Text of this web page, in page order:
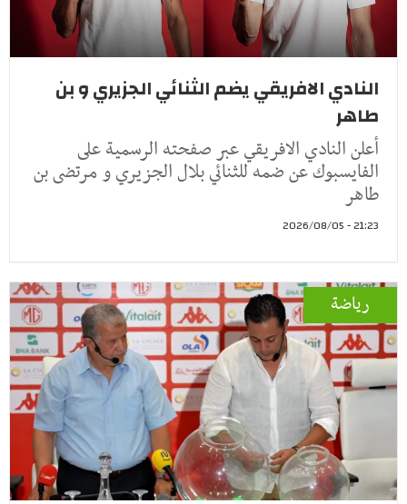
النادي الافريقي يضم الثنائي الجزيري و بن
طاهر
أعلن النادي الافريقي عبر صفحته الرسمية على
الفايسبوك عن ضمه للثنائي بلال الجزيري و مرتضى بن
طاهر
21:23 - 2026/08/05
رياضة